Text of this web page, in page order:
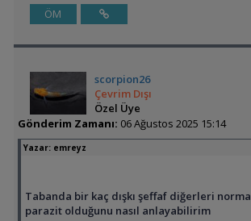
ÖM
scorpion26
Çevrim Dışı
Özel Üye
Gönderim Zamanı: 06 Ağustos 2025 15:14
Yazar: emreyz
Tabanda bir kaç dışkı şeffaf diğerleri
parazit olduğunu nasıl anlayabilirim